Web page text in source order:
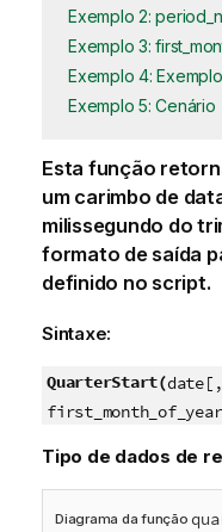
Exemplo 2:
Exemplo 3:
Exemplo 4:
Exemplo 5: Cenário
Esta função
um carimbo de
milissegundo do
formato de saída
definido no script.
Sintaxe:
QuarterStart(
Tipo de dados de
Diagrama da função